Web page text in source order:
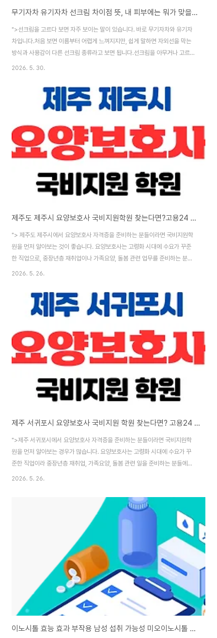
무기자차 유기자차 선크림 차이점 뜻, 내 피부에는 뭐가 맞을까?
">선크림을 고르다 보면 자주 보이는 말이 있습니다. 바로 무기자차와 유기자
차입니다.처음 보면 이름부터 어렵게 느껴지지만, 쉽게 말하면 자외선을 막는
방식과 사용감이 다른 선크림 종류라고 보면 됩니다.선크림을 아무거나 고르면
백탁이 심하거나, 눈시림이 있거나, 피부가 답답하게 느껴질 수 있습니다. 그래
자차는 ‘무기 자외선 차단제’를 줄인 말입니다.주로 징크옥사이드, 티타늄디옥
사이드 같은 무기 자외선 차단 성분을 사용합니다.무기자차는 피부 표면에 막
을 형성해 자외선을 산란·반사하고 일부 흡수하는 방식으로 자외선을 차단합니
다. 그래서 흔히 물리적 자외선 차단제, 미네랄 선크림이라고도 부릅니다.무기
자차의 가장 큰 특징은 비교적 순한 ..
2026. 5. 30.
제주도 제주시 요양보호사 국비지원학원 찾는다면?고용24 내일배움카드 (26년 최신정보)
"> 제주도 제주시에서 요양보호사 자격증을 준비하는 분들이라면 국비지원학
원을 먼저 알아보는 것이 좋습니다. 요양보호사는 고령화 시대에 수요가 꾸준
한 직업으로, 중장년층 재취업이나 가족요양, 돌봄 관련 업무를 준비하는 분들
에게 현실적인 자격증으로 많이 선택됩니다.👉 제주시 요양보호사 국비지원
(최신버전) - 정보 놀이터요양보호사 자격증은 보건복지부에서 지정한 자격증
으로, 보건복지부가 지정한 요양보호사 교육기관에서 교육을 이수해야합니다.
이번 글에서는 국비지원이 가능한 제주 제주시 요양보호사 mingkko.com 제
보통 국민내일배움카드를 통해 수강료 일부를 ..
2026. 5. 26.
제주 서귀포시 요양보호사 국비지원 학원 찾는다면? 고용24 내일배움카드 (26년 최신정보)
">제주 서귀포시에서 요양보호사 자격증을 준비하는 분들이라면 국비지원학
원을 먼저 알아보는 경우가 많습니다. 요양보호사는 고령화 시대에 수요가 꾸
준한 직업이라 중장년층 재취업, 가족요양, 돌봄 관련 일을 준비하는 분들에게
현실적인 자격증으로 많이 선택됩니다.👉 서귀포시 요양보호사 국비지원 학
(최신버전) - 정보 놀이터요양보호사 자격증은 보건복지부에서 지정한 자격증
으로, 보건복지부가 지정한 요양보호사 교육기관에서 교육을 이수해야합니다.
이번 글에서는 국비지원이 가능한 제주 서귀포시 요양보호사mingkko.com
서귀포시 요양보호사 국비지원 과정 확인 방법서귀포시 요양보호사 국비지원
학원은 보통 국민내일배움카드를 통해 수강료 일부를 지원받..
2026. 5. 26.
이노시톨 효능 효과 부작용 남성 섭취 가능성 미오이노시톨 마이오이노시톨 다낭성난소증후군 총정리